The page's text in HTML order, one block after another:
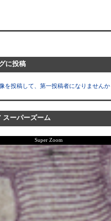
に投稿
を投稿して、第一投稿者になりません
スーパーズーム